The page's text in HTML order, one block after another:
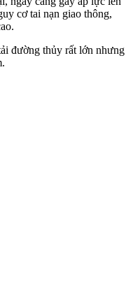
cơ tai nạn giao thông,
đường thủy rất lớn nhưng